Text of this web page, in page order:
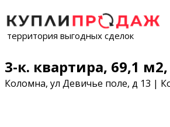
территория выгодных сделок
3-к. квартира, 69,1 м2,
Коломна, ул Девичье поле, д 13 |